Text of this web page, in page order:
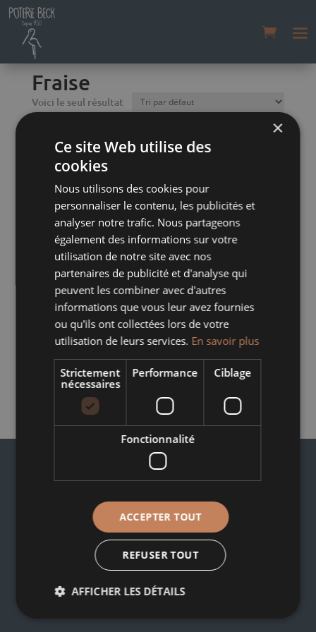
Accueil
Fraise
Voici le seul résultat
TERRINE RECTANGULAIRE FRAISE
€ TTC
42, Route de Bischwiller
67620 SOUFFLENHEIM
03 88 05 74 74
×
Ce site Web utilise des
cookies
Nous utilisons des cookies pour
personnaliser le contenu, les publicités et
analyser notre trafic. Nous partageons
également des informations sur votre
utilisation de notre site avec nos
partenaires de publicité et d'analyse qui
peuvent les combiner avec d'autres
informations que vous leur avez fournies
ou qu'ils ont collectées lors de votre
utilisation de leurs services. En savoir plus
Strictement
nécessaires
Performance Ciblage
Fonctionnalité
ACCEPTER TOUT
REFUSER TOUT
AFFICHER LES DÉTAILS